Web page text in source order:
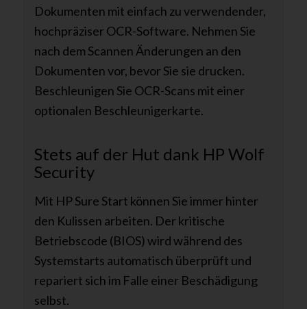
Dokumenten mit einfach zu verwendender,
hochpräziser OCR-Software. Nehmen Sie
nach dem Scannen Änderungen an den
Dokumenten vor, bevor Sie sie drucken.
Beschleunigen Sie OCR-Scans mit einer
optionalen Beschleunigerkarte.
Stets auf der Hut dank HP Wolf
Security
Mit HP Sure Start können Sie immer hinter
den Kulissen arbeiten. Der kritische
Betriebscode (BIOS) wird während des
Systemstarts automatisch überprüft und
repariert sich im Falle einer Beschädigung
selbst.